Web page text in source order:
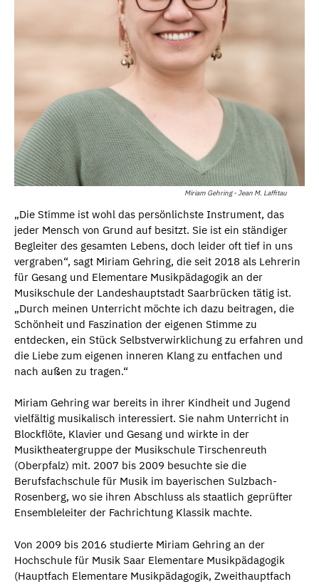
Miriam Gehring - Jean M. Laffitau
„Die Stimme ist wohl das persönlichste Instrument, das
jeder Mensch von Grund auf besitzt. Sie ist ein ständiger
Begleiter des gesamten Lebens, doch leider oft tief in uns
vergraben“, sagt Miriam Gehring, die seit 2018 als Lehrerin
für Gesang und Elementare Musikpädagogik an der
Musikschule der Landeshauptstadt Saarbrücken tätig ist.
„Durch meinen Unterricht möchte ich dazu beitragen, die
Schönheit und Faszination der eigenen Stimme zu
entdecken, ein Stück Selbstverwirklichung zu erfahren und
die Liebe zum eigenen inneren Klang zu entfachen und
nach außen zu tragen.“
Miriam Gehring war bereits in ihrer Kindheit und Jugend
vielfältig musikalisch interessiert. Sie nahm Unterricht in
Blockflöte, Klavier und Gesang und wirkte in der
Musiktheatergruppe der Musikschule Tirschenreuth
(Oberpfalz) mit. 2007 bis 2009 besuchte sie die
Berufsfachschule für Musik im bayerischen Sulzbach-
Rosenberg, wo sie ihren Abschluss als staatlich geprüfter
Ensembleleiter der Fachrichtung Klassik machte.
Von 2009 bis 2016 studierte Miriam Gehring an der
Hochschule für Musik Saar Elementare Musikpädagogik
(Hauptfach Elementare Musikpädagogik, Zweithauptfach